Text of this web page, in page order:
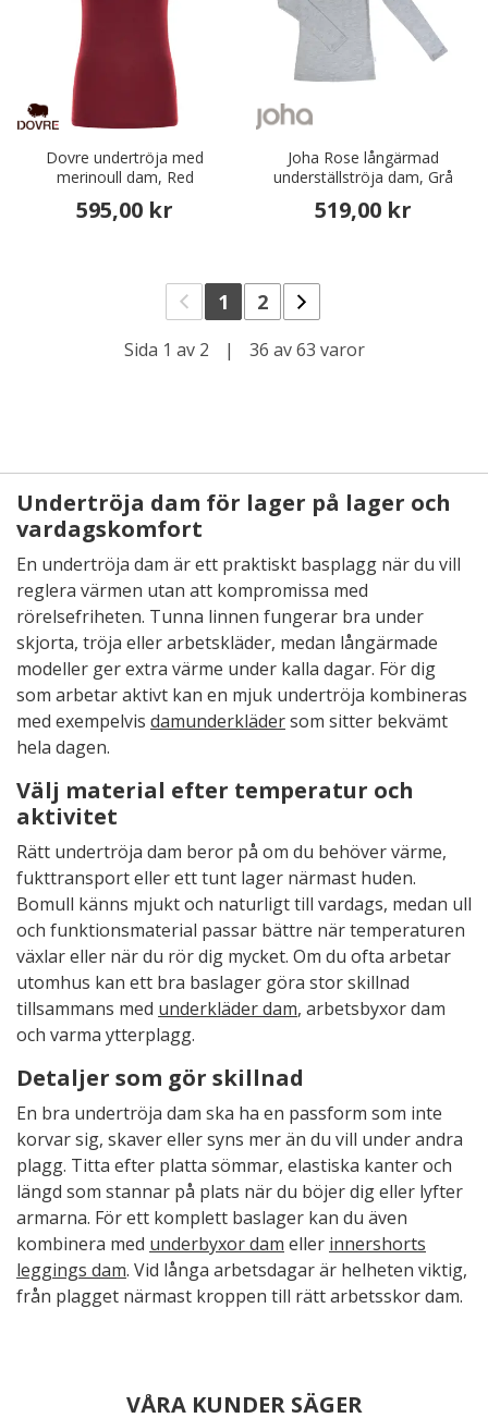
Dovre undertröja med
merinoull dam, Red
595,00 kr
Joha Rose långärmad
underställströja dam, Grå
519,00 kr
1 2
Sida 1 av 2 | 36 av 63 varor
Undertröja dam för lager på lager och
vardagskomfort
En undertröja dam är ett praktiskt basplagg när du vill
reglera värmen utan att kompromissa med
rörelsefriheten. Tunna linnen fungerar bra under
skjorta, tröja eller arbetskläder, medan långärmade
modeller ger extra värme under kalla dagar. För dig
som arbetar aktivt kan en mjuk undertröja kombineras
med exempelvis damunderklädersom sitter bekvämt
hela dagen.
Välj material efter temperatur och
aktivitet
Rätt undertröja dam beror på om du behöver värme,
fukttransport eller ett tunt lager närmast huden.
Bomull känns mjukt och naturligt till vardags, medan ull
och funktionsmaterial passar bättre när temperaturen
växlar eller när du rör dig mycket. Om du ofta arbetar
utomhus kan ett bra baslager göra stor skillnad
tillsammans med underkläder dam, arbetsbyxor dam
och varma ytterplagg.
Detaljer som gör skillnad
En bra undertröja dam ska ha en passform som inte
korvar sig, skaver eller syns mer än du vill under andra
plagg. Titta efter platta sömmar, elastiska kanter och
längd som stannar på plats när du böjer dig eller lyfter
armarna. För ett komplett baslager kan du även
kombinera med underbyxor dam eller innershorts
leggings dam. Vid långa arbetsdagar är helheten viktig,
från plagget närmast kroppen till rätt arbetsskor dam.
VÅRA KUNDER SÄGER